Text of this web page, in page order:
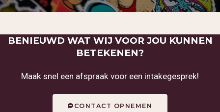
BENIEUWD WAT WIJ VOOR JOU KUNNEN
BETEKENEN?
Maak snel een afspraak voor een intakegesprek!
CONTACT OPNEMEN